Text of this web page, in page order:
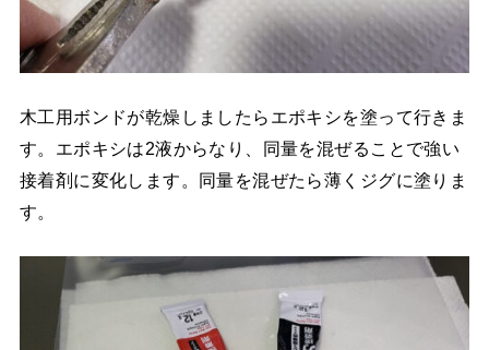
木工用ボンドが乾燥しましたらエポキシを塗って行きま
す。エポキシは2液からなり、同量を混ぜることで強い
接着剤に変化します。同量を混ぜたら薄くジグに塗りま
す。